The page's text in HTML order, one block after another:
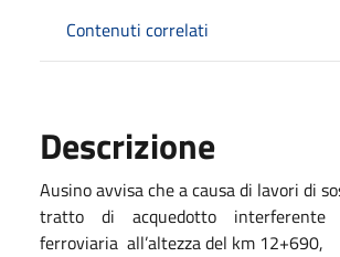
Contenuti correlati
Descrizione
Ausino avvisa che a causa di lavori di
tratto di acquedotto
ferroviaria all’altezza del km 12+690,